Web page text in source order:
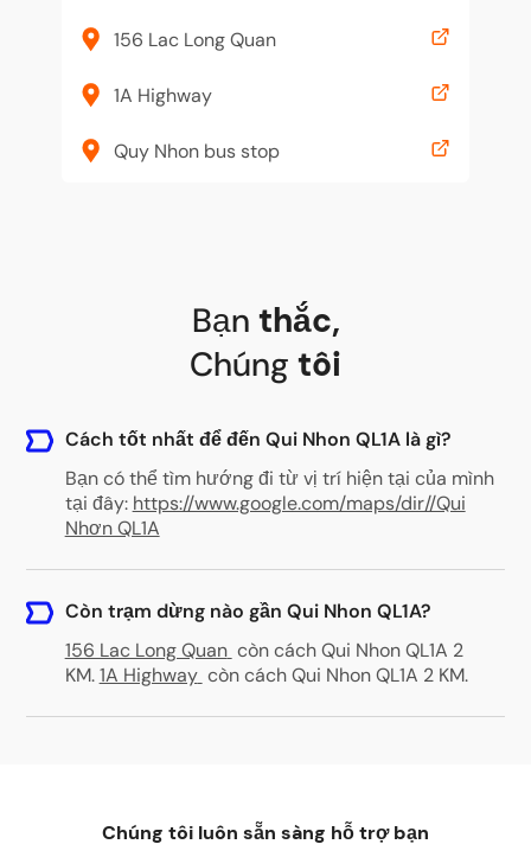
156 Lac Long Quan
1A Highway
Quy Nhon bus stop
Bạn thắc,
Chúng tôi
Cách tốt nhất để đến Qui Nhon QL1A là gì?
Bạn có thể tìm hướng đi từ vị trí hiện tại của mình
tại đây: https://www.google.com/maps/dir//Qui
Nhơn QL1A
Còn trạm dừng nào gần Qui Nhon QL1A?
156 Lac Long Quan còn cách Qui Nhon QL1A 2
KM.1A Highway còn cách Qui Nhon QL1A 2 KM.
Chúng tôi luôn sẵn sàng hỗ trợ bạn